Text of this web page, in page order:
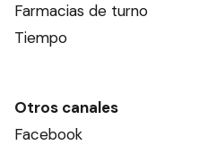
Farmacias de turno
Tiempo
Otros canales
Facebook